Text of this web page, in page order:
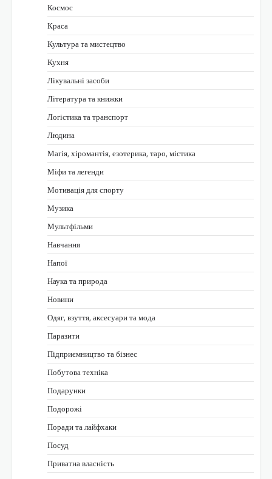
Космос
Краса
Культура та мистецтво
Кухня
Лікувальні засоби
Література та книжки
Логістика та транспорт
Людина
Магія, хіромантія, езотерика, таро, містика
Міфи та легенди
Мотивація для спорту
Музика
Мультфільми
Навчання
Напої
Наука та природа
Новини
Одяг, взуття, аксесуари та мода
Паразити
Підприємництво та бізнес
Побутова техніка
Подарунки
Подорожі
Поради та лайфхаки
Посуд
Приватна власність